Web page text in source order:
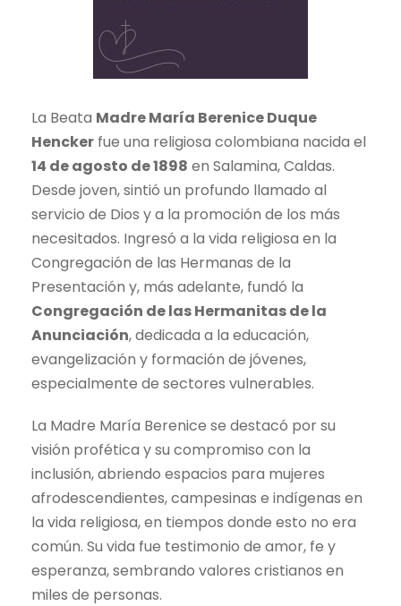
La Beata Madre María Berenice Duque
Hencker fue una religiosa colombiana nacida el
14 de agosto de 1898 en Salamina, Caldas.
Desde joven, sintió un profundo llamado al
servicio de Dios y a la promoción de los más
necesitados. Ingresó a la vida religiosa en la
Congregación de las Hermanas de la
Presentación y, más adelante, fundó la
Congregación de las Hermanitas de la
Anunciación, dedicada a la educación,
evangelización y formación de jóvenes,
especialmente de sectores vulnerables.
La Madre María Berenice se destacó por su
visión profética y su compromiso con la
inclusión, abriendo espacios para mujeres
afrodescendientes, campesinas e indígenas en
la vida religiosa, en tiempos donde esto no era
común. Su vida fue testimonio de amor, fe y
esperanza, sembrando valores cristianos en
miles de personas.